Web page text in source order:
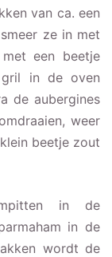
van ca. een
ze in met
een beetje
in de oven
de aubergines
weer
beetje zout
in de
in de
wordt de